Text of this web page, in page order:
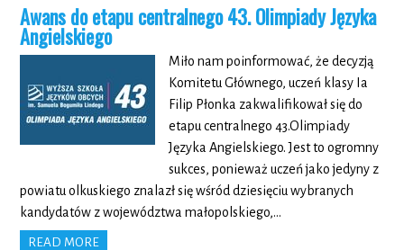
Awans do etapu centralnego 43. Olimpiady Języka
Angielskiego
Miło nam poinformować, że decyzją
Komitetu Głównego, uczeń klasy Ia
Filip Płonka zakwalifikował się do
etapu centralnego 43.Olimpiady
Języka Angielskiego. Jest to ogromny
sukces, ponieważ uczeń jako jedyny z
powiatu olkuskiego znalazł się wśród dziesięciu wybranych
kandydatów z województwa małopolskiego,…
READ MORE